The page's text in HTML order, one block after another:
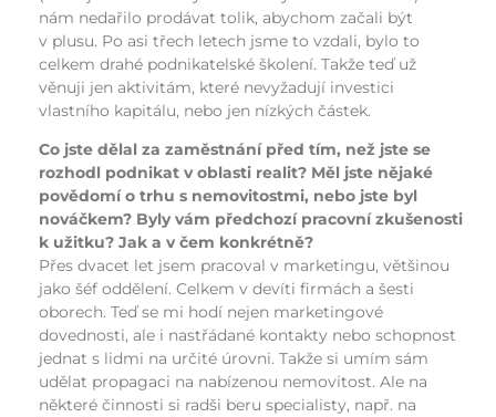
nám nedařilo prodávat tolik, abychom začali být
v plusu. Po asi třech letech jsme to vzdali, bylo to
celkem drahé podnikatelské školení. Takže teď už
věnuji jen aktivitám, které nevyžadují investici
vlastního kapitálu, nebo jen nízkých částek.
Co jste dělal za zaměstnání před tím, než jste se
rozhodl podnikat v oblasti realit? Měl jste nějaké
povědomí o trhu s nemovitostmi, nebo jste byl
nováčkem? Byly vám předchozí pracovní zkušenosti
k užitku? Jak a v čem konkrétně?
Přes dvacet let jsem pracoval v marketingu, většinou
jako šéf oddělení. Celkem v devíti firmách a šesti
oborech. Teď se mi hodí nejen marketingové
dovednosti, ale i nastřádané kontakty nebo schopnost
jednat s lidmi na určité úrovni. Takže si umím sám
udělat propagaci na nabízenou nemovitost. Ale na
některé činnosti si radši beru specialisty, např. na